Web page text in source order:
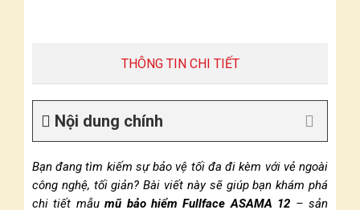
THÔNG TIN CHI TIẾT
Nội dung chính
Bạn đang tìm kiếm sự bảo vệ tối đa đi kèm với vẻ ngoài
công nghệ, tối giản? Bài viết này sẽ giúp bạn khám phá
chi tiết mẫumũ bảo hiểm Fullface ASAMA 12 – sản